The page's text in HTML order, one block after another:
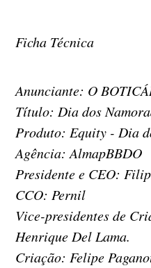
Ficha Técnica
Anunciante: O
Título: Dia dos
Produto: Equity - Dia
Agência: AlmapBBDO
Presidente e CEO:
CCO: Pernil
Vice-presidentes de
Henrique Del Lama.
Criação: Felipe